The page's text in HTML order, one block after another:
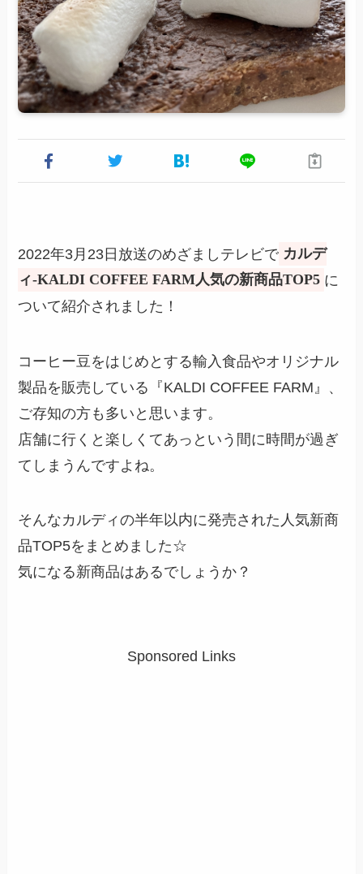
2022年3月23日放送のめざましテレビで カルデ
ィ-KALDI COFFEE FARM人気の新商品TOP5 に
ついて紹介されました！
コーヒー豆をはじめとする輸入食品やオリジナル
製品を販売している『KALDI COFFEE FARM』、
ご存知の方も多いと思います。
店舗に行くと楽しくてあっという間に時間が過ぎ
てしまうんですよね。
そんなカルディの半年以内に発売された人気新商
品TOP5をまとめました☆
気になる新商品はあるでしょうか？
Sponsored Links